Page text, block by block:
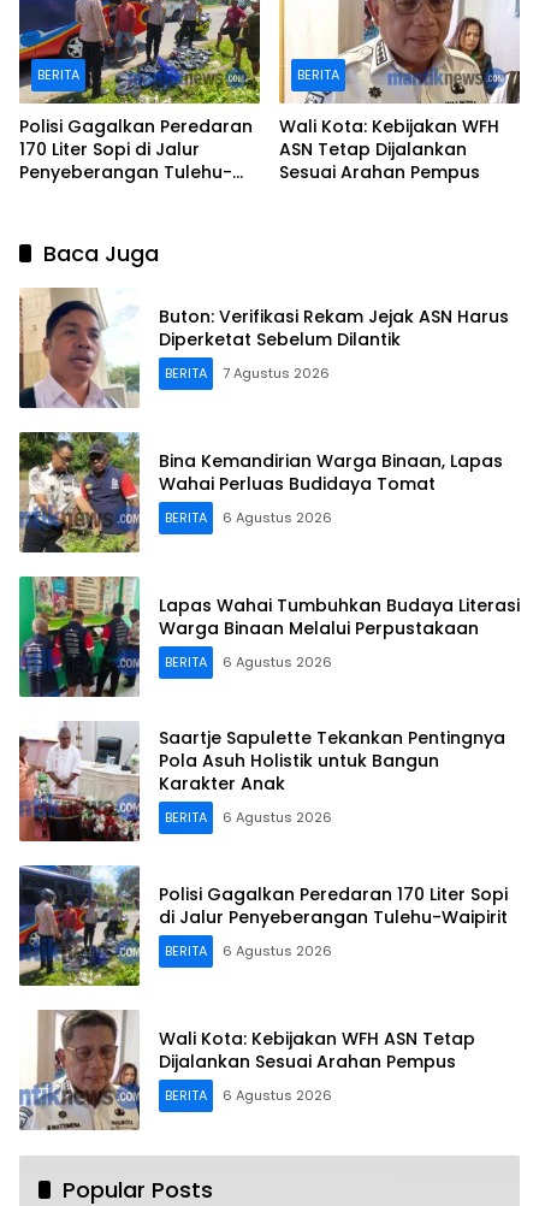
BERITA
Polisi Gagalkan Peredaran
170 Liter Sopi di Jalur
Penyeberangan Tulehu-
BERITA
Wali Kota: Kebijakan WFH
ASN Tetap Dijalankan
Sesuai Arahan Pempus
Baca Juga
Buton: Verifikasi Rekam Jejak ASN Harus
Diperketat Sebelum Dilantik
BERITA 7 Agustus 2026
Bina Kemandirian Warga Binaan, Lapas
Wahai Perluas Budidaya Tomat
BERITA 6 Agustus 2026
Lapas Wahai Tumbuhkan Budaya Literasi
Warga Binaan Melalui Perpustakaan
BERITA 6 Agustus 2026
Saartje Sapulette Tekankan Pentingnya
Pola Asuh Holistik untuk Bangun
Karakter Anak
BERITA 6 Agustus 2026
Polisi Gagalkan Peredaran 170 Liter Sopi
di Jalur Penyeberangan Tulehu-Waipirit
BERITA 6 Agustus 2026
Wali Kota: Kebijakan WFH ASN Tetap
Dijalankan Sesuai Arahan Pempus
BERITA 6 Agustus 2026
Popular Posts